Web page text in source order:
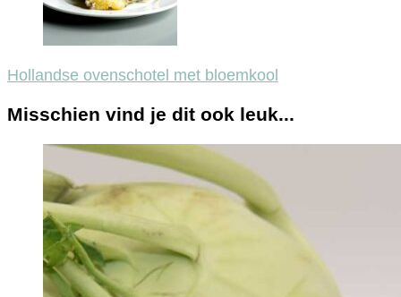
Hollandse ovenschotel met bloemkool
Misschien vind je dit ook leuk...